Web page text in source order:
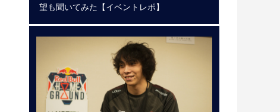
望も聞いてみた【イベントレポ】